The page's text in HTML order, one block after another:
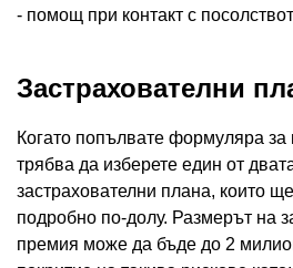
- помощ при контакт с
Застрахователни
Когато попълвате формуляра за
трябва да изберете един от
застрахователни плана, които
подробно по-долу. Размерът на
премия може да бъде до 2